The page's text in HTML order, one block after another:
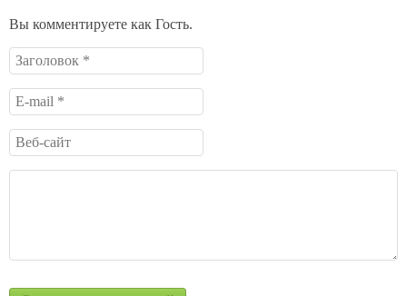
Вы комментируете как Гость.